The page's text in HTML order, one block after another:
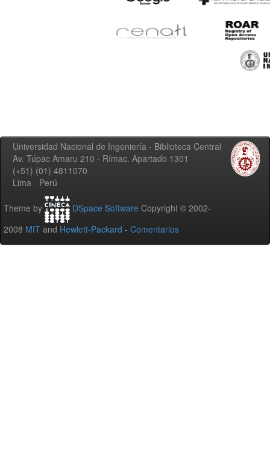
Universidad Nacional de Ingeniería - Biblioteca Central
Av. Túpac Amaru 210 - Rímac. Apartado 1301
(+51) (01) 4811070
Lima - Perú
Theme by DSpace Software Copyright © 2002-
2008 MIT and Hewlett-Packard - Comentarios